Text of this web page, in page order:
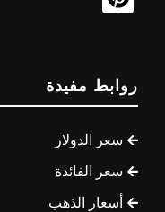
روابط مفيدة
سعر الدولار
سعر الفائدة
أسعار الذهب